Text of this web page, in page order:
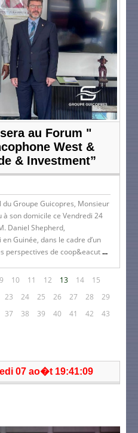
au Forum "
West &
& Investment”
Groupe Guicopres, Monsieur
à son domicile ce Vendredi 24
Daniel Shepherd,
Guinée, dans le cadre d’un
perspectives de coop&eacut...
9 10 11 12 13 14
15
23 24 25 26 27 28
29
37 38 39 40 41 42
43
07 ao�t 19:41:09